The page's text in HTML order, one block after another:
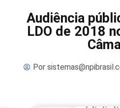
Audiência
LDO de 2018
Por